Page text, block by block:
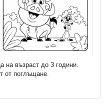
на възраст до 3 години.
от поглъщане.